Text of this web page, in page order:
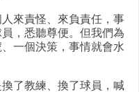
來責怪、來負責任，事
，悉聽尊便。但我們為
一個決策，事情就會水
了教練、換了球員，喊